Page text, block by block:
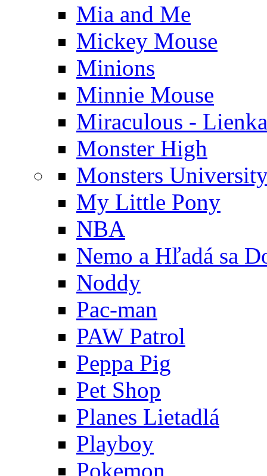
Mia and Me
Mickey Mouse
Minions
Minnie Mouse
Miraculous -
Monster High
Monsters
My Little Pony
NBA
Nemo a Hľadá sa
Noddy
Pac-man
PAW Patrol
Peppa Pig
Pet Shop
Planes Lietadlá
Playboy
Pokemon